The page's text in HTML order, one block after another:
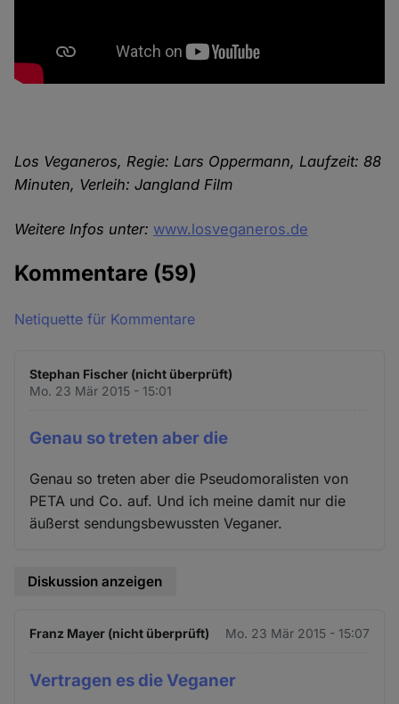
Los Veganeros, Regie: Lars Oppermann, Laufzeit: 88
Minuten, Verleih: Jangland Film
Weitere Infos unter: www.losveganeros.de
Kommentare (59)
Netiquette für Kommentare
Stephan Fischer (nicht überprüft)
Mo. 23 Mär 2015 - 15:01
Genau so treten aber die
Genau so treten aber die Pseudomoralisten von
PETA und Co. auf. Und ich meine damit nur die
äußerst sendungsbewussten Veganer.
Diskussion anzeigen
Franz Mayer (nicht überprüft) Mo. 23 Mär 2015 - 15:07
Vertragen es die Veganer